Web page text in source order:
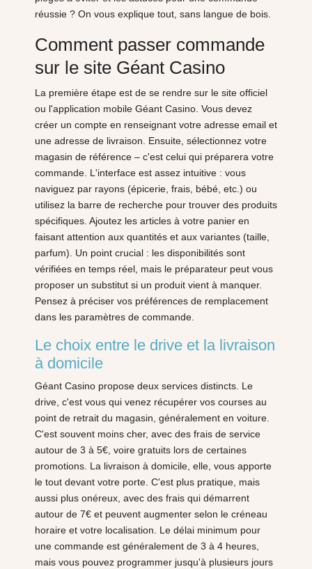
réussie ? On vous explique tout, sans langue de bois.
Comment passer commande
sur le site Géant Casino
La première étape est de se rendre sur le site officiel
ou l'application mobile Géant Casino. Vous devez
créer un compte en renseignant votre adresse email et
une adresse de livraison. Ensuite, sélectionnez votre
magasin de référence – c'est celui qui préparera votre
commande. L'interface est assez intuitive : vous
naviguez par rayons (épicerie, frais, bébé, etc.) ou
utilisez la barre de recherche pour trouver des produits
spécifiques. Ajoutez les articles à votre panier en
faisant attention aux quantités et aux variantes (taille,
parfum). Un point crucial : les disponibilités sont
vérifiées en temps réel, mais le préparateur peut vous
proposer un substitut si un produit vient à manquer.
Pensez à préciser vos préférences de remplacement
dans les paramètres de commande.
Le choix entre le drive et la livraison
à domicile
Géant Casino propose deux services distincts. Le
drive, c'est vous qui venez récupérer vos courses au
point de retrait du magasin, généralement en voiture.
C'est souvent moins cher, avec des frais de service
autour de 3 à 5€, voire gratuits lors de certaines
promotions. La livraison à domicile, elle, vous apporte
le tout devant votre porte. C'est plus pratique, mais
aussi plus onéreux, avec des frais qui démarrent
autour de 7€ et peuvent augmenter selon le créneau
horaire et votre localisation. Le délai minimum pour
une commande est généralement de 3 à 4 heures,
mais vous pouvez programmer jusqu'à plusieurs jours